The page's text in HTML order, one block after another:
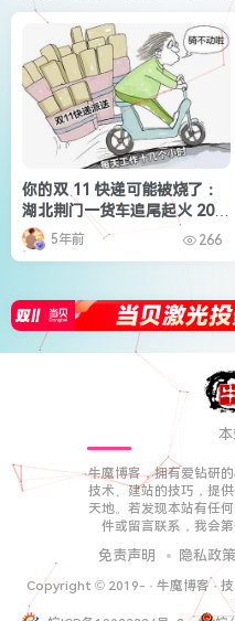
你的双 11 快递可能被烧了：
湖北荆门一货车追尾起火 20
吨零食被烧成灰烬
5年前 266
牛魔博客，拥有爱钻研
技术、建站的技巧，提
天地。若发现本站有任
件或留言联系，我会
免责声明 隐私政策
Copyright © 2019- · 牛魔博客· 技